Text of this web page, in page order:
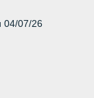
04/07/26